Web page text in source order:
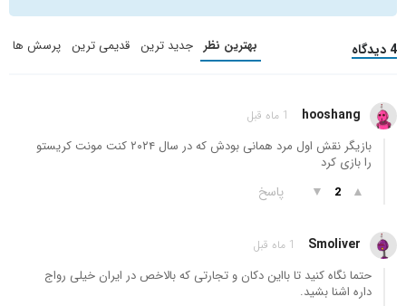
4 دیدگاه بهترین نظر جدید ترین قدیمی ترین پرسش ها
hooshang 1 ماه قبل
بازیگر نقش اول مرد همانی بودش که در سال ۲۰۲۴ کنت مونت کریستو
را بازی کرد
▲
2
▼ پاسخ
Smoliver 1 ماه قبل
حتما نگاه کنید تا بااین دکان و تجارتی که بالاخص در ایران خیلی رواج
داره اشنا بشید.